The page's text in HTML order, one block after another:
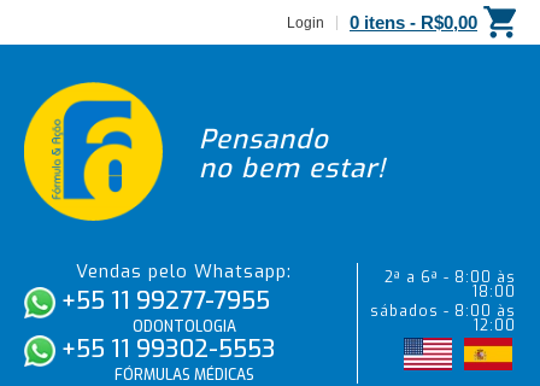
Login 0 itens - R$0,00
Pensando
no bem estar!
Vendas pelo Whatsapp:
+55 11 99277-7955
ODONTOLOGIA
+55 11 99302-5553
FÓRMULAS MÉDICAS
2ª a 6ª - 8:00 às
18:00
sábados - 8:00 às
12:00